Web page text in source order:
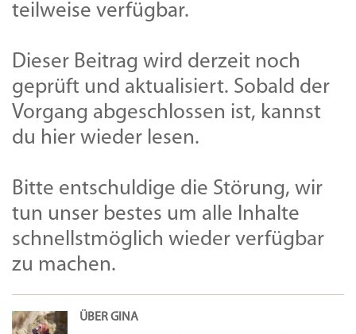
teilweise verfügbar.
Dieser Beitrag wird derzeit noch
geprüft und aktualisiert. Sobald der
Vorgang abgeschlossen ist, kannst
du hier wieder lesen.
Bitte entschuldige die Störung, wir
tun unser bestes um alle Inhalte
schnellstmöglich wieder verfügbar
zu machen.
ÜBER GINA